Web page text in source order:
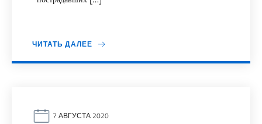
ЧИТАТЬ ДАЛЕЕ
7 АВГУСТА 2020